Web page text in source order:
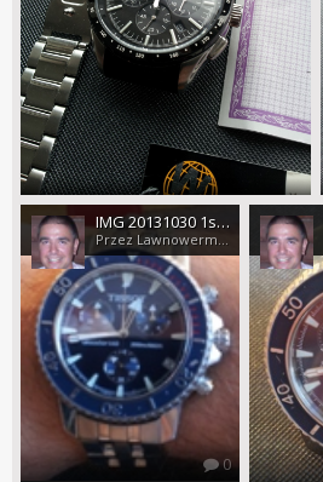
IMG 20131030 1saSa24445
Przez Lawnowerman
0